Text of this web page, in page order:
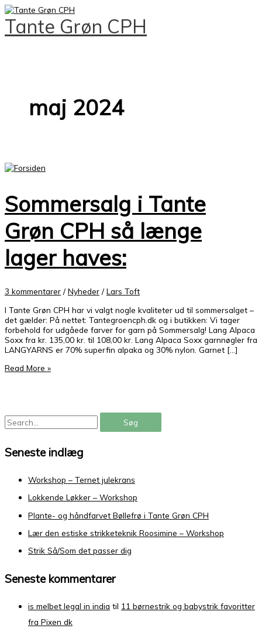
Gå
til
indholdet
Tante Grøn CPH
Hovedmenu
maj 2024
Sommersalg i Tante
Grøn CPH så længe
lager haves:
3 kommentarer / Nyheder / Lars Toft
I Tante Grøn CPH har vi valgt nogle kvaliteter ud til sommersalget –
det gælder: På nettet: Tantegroencph.dk og i butikken: Vi tager
forbehold for udgåede farver for garn på Sommersalg! Lang Alpaca
Soxx fra kr. 135,00 kr. til 108,00 kr. Lang Alpaca Soxx garnnøgler fra
LANGYARNS er 70% superfin alpaka og 30% nylon. Garnet […]
Sommersalg
i
Tante
Grøn
Read More »
S
ø
g
Seneste indlæg
Workshop – Ternet julekrans
Lokkende Løkker – Workshop
Plante- og håndfarvet Bøllefrø i Tante Grøn CPH
Lær den estiske strikketeknik Roosimine – Workshop
Strik Så/Som det passer dig
Seneste kommentarer
is melbet legal in india til 11 børnestrik og babystrik favoritter
fra Pixen dk